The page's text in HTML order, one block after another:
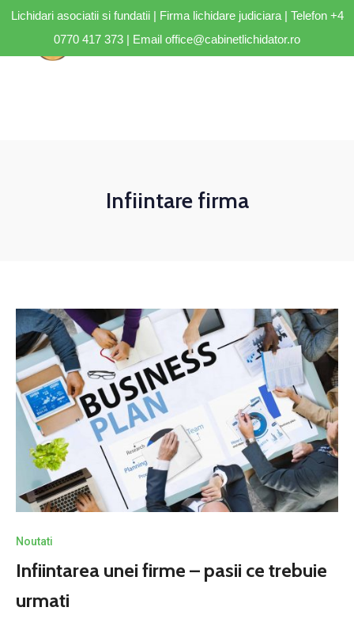
Lichidari asociatii si fundatii | Firma lichidare judiciara | Telefon +4
0770 417 373 | Email office@cabinetlichidator.ro
Infiintare firma
Noutati
Infiintarea unei firme – pasii ce trebuie
urmati